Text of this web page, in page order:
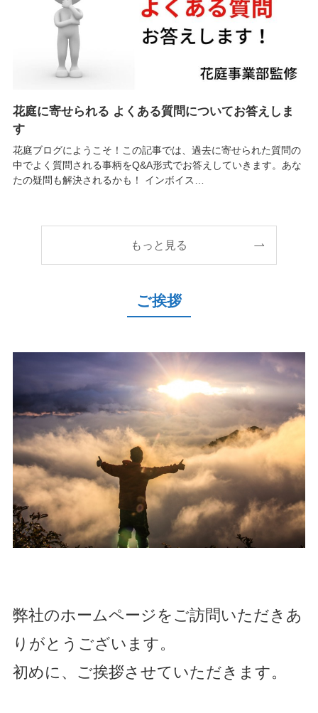
花庭に寄せられる よくある質問についてお答えしま
す
花庭ブログにようこそ！この記事では、過去に寄せられた質問の
中でよく質問される事柄をQ&A形式でお答えしていきます。あな
たの疑問も解決されるかも！ インボイス…
もっと見る
ご挨拶
弊社のホームページをご訪問いただきあ
りがとうございます。
初めに、ご挨拶させていただきます。